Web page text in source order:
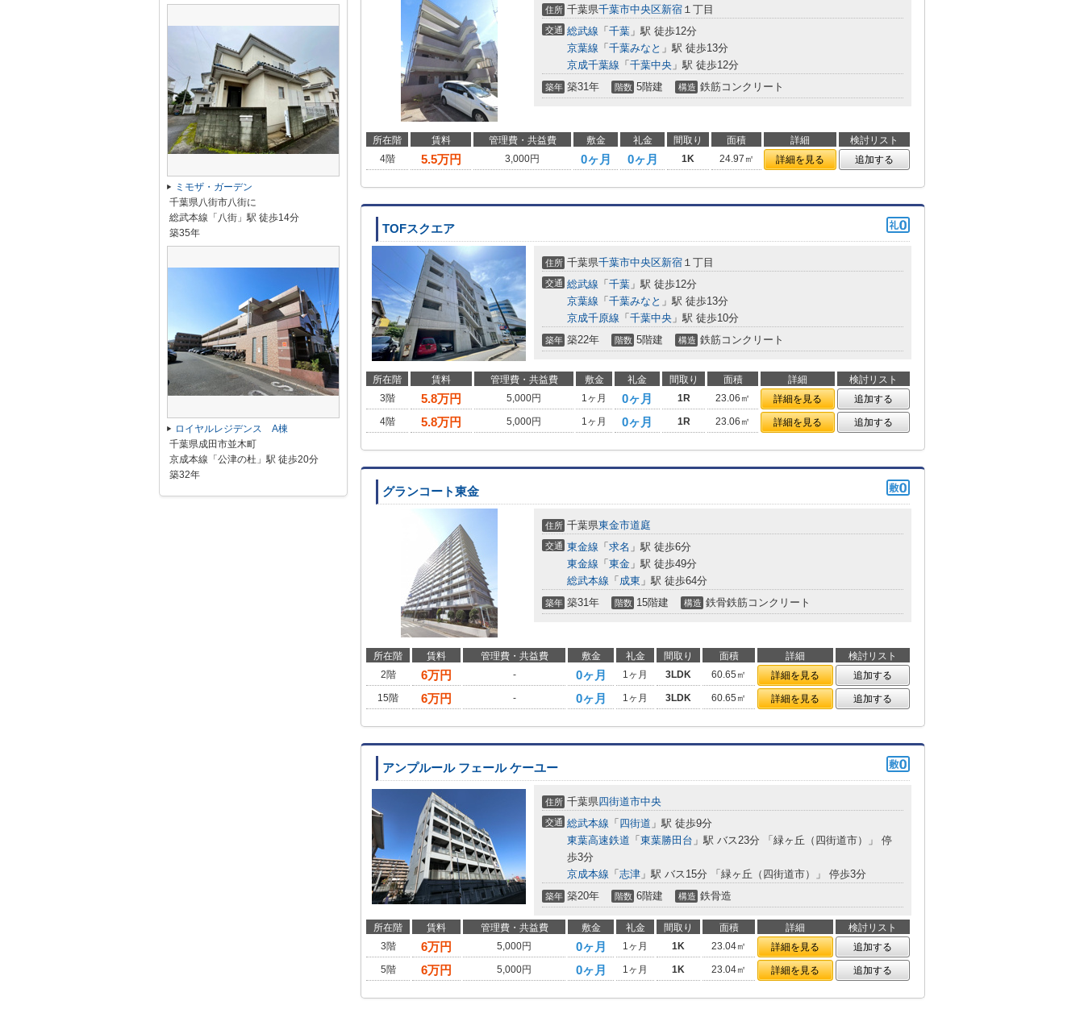
住所 千葉県千葉市中央区新宿 １丁目
交通 総武線 「 千葉 」駅 徒歩12分
京葉線 「 千葉みなと 」駅 徒歩13分
京成千葉線 「 千葉中央 」駅 徒歩12分
築年 築31年 階数 5階建 構造 鉄筋コンクリート
所在階 賃料 管理費・共益費 敷金 礼金 間取り 面積 詳細
検討リスト
4階
5.5万円 3,000円 0ヶ月 0ヶ月 1K 24.97㎡ 詳細を見る 追加する
TOFスクエア
住所 千葉県千葉市中央区新宿 １丁目
交通 総武線 「 千葉 」駅 徒歩12分
京葉線 「 千葉みなと 」駅 徒歩13分
京成千原線 「 千葉中央 」駅 徒歩10分
築年 築22年 階数 5階建 構造 鉄筋コンクリート
所在階 賃料 管理費・共益費 敷金 礼金 間取り 面積 詳細
検討リスト
3階
5.8万円 5,000円 1ヶ月 0ヶ月 1R 23.06㎡ 詳細を見る
追加する
4階
5.8万円 5,000円 1ヶ月 0ヶ月 1R 23.06㎡ 詳細を見る 追加する
グランコート東金
住所 千葉県東金市道庭
交通 東金線 「 求名 」駅 徒歩6分
東金線 「 東金 」駅 徒歩49分
総武本線 「 成東 」駅 徒歩64分
築年 築31年 階数 15階建 構造 鉄骨鉄筋コンクリート
所在階 賃料 管理費・共益費 敷金 礼金 間取り 面積 詳細
検討リスト
2階
6万円 - 0ヶ月 1ヶ月 3LDK 60.65㎡ 詳細を見る
追加する
15階
6万円 - 0ヶ月 1ヶ月 3LDK 60.65㎡ 詳細を見る 追加する
アンプルール フェール ケーユー
住所 千葉県四街道市中央
交通 総武本線 「 四街道 」駅 徒歩9分
東葉高速鉄道 「 東葉勝田台 」駅 バス23分 「緑ヶ丘（四街道市）」 停
歩3分
京成本線 「 志津 」駅 バス15分 「緑ヶ丘（四街道市）」 停歩3分
築年 築20年 階数 6階建 構造 鉄骨造
所在階 賃料 管理費・共益費 敷金 礼金 間取り 面積 詳細
検討リスト
3階
6万円 5,000円 0ヶ月 1ヶ月 1K 23.04㎡ 詳細を見る
追加する
5階
6万円 5,000円 0ヶ月 1ヶ月 1K 23.04㎡ 詳細を見る 追加する
ミモザ・ガーデン
千葉県八街市八街に
総武本線「八街」駅 徒歩14分
築35年
ロイヤルレジデンス A棟
千葉県成田市並木町
京成本線「公津の杜」駅 徒歩20分
築32年